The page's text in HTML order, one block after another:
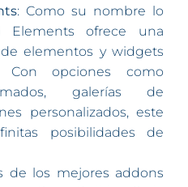
: Como su nombre lo
Elements ofrece una
elementos y widgets
Con opciones como
galerías de
personalizados, este
posibilidades de
de los mejores addons